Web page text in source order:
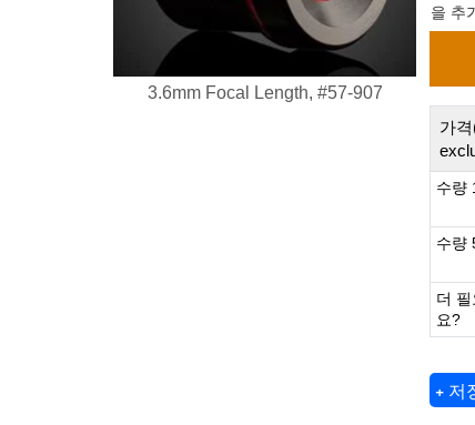
3.6mm Focal Length, #57-907
을 추
가
수량
수량
더
요?
+ 저